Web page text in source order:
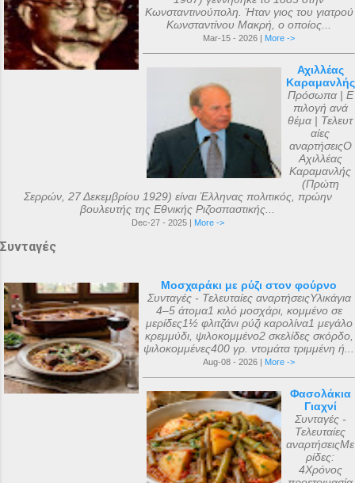
Κωνσταντινούπολη. Ήταν γιος του γιατρού
Κωνσταντίνου Μακρή, ο οποίος...
Mar-15 - 2026 | More ->
Αχιλλέας
Καραμανλής
Πρόσωπα | Ε
πιλογή ανά
θέμα | Τελευτ
αίες
αναρτήσειςΟ
Αχιλλέας
Καραμανλής
(Πρώτη
Σερρών, 27 Δεκεμβρίου 1929) είναι Έλληνας πολιτικός, πρώην
βουλευτής της Εθνικής Ριζοσπαστικής...
Dec-27 - 2025 | More ->
Συνταγές
Μοσχαράκι με ρύζι στον φούρνο
Συνταγές - Τελευταίες αναρτήσειςΥλικάγια
4–5 άτομα1 κιλό μοσχάρι, κομμένο σε
μερίδες1½ φλιτζάνι ρύζι καρολίνα1 μεγάλο
κρεμμύδι, ψιλοκομμένο2 σκελίδες σκόρδο,
ψιλοκομμένες400 γρ. ντομάτα τριμμένη ή...
Aug-08 - 2026 | More ->
Φασολάκια
Γιαχνί
Συνταγές -
Τελευταίες
αναρτήσειςΜε
ρίδες:
4Χρόνος